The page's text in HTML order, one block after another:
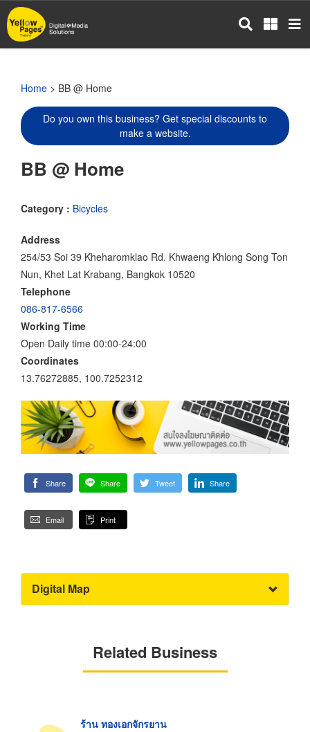
Skip
to
main
Home > BB @ Home
Do you own this business? Get special discounts to
make a website.
BB @ Home
Category : Bicycles
Address
254/53 Soi 39 Kheharomklao Rd. Khwaeng Khlong Song Ton
Nun, Khet Lat Krabang, Bangkok 10520
Telephone
086-817-6566
Working Time
Open Daily time 00:00-24:00
Coordinates
13.76272885, 100.7252312
Share Share Tweet Share
Email Print
Digital Map
Related Business
ร้าน ทองเอกจักรยาน